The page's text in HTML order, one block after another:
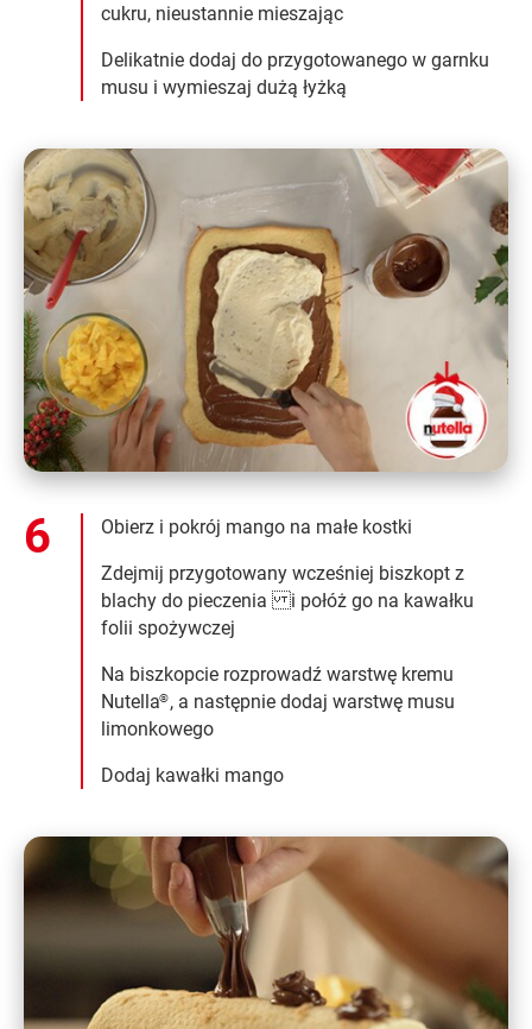
cukru, nieustannie mieszając
Delikatnie dodaj do przygotowanego w garnku
musu i wymieszaj dużą łyżką
Obierz i pokrój mango na małe kostki
Zdejmij przygotowany wcześniej biszkopt z
blachy do pieczenia i połóż go na kawałku
folii spożywczej
Na biszkopcie rozprowadź warstwę kremu
Nutella®, a następnie dodaj warstwę musu
limonkowego
Dodaj kawałki mango